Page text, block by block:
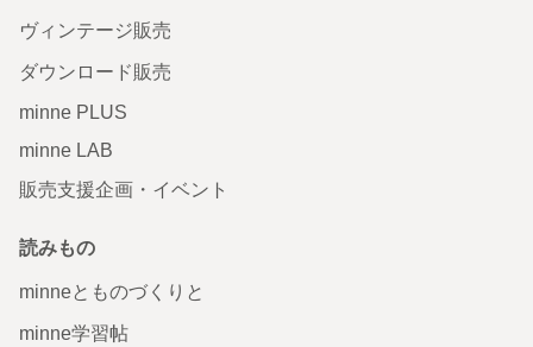
ヴィンテージ販売
ダウンロード販売
minne PLUS
minne LAB
販売支援企画・イベント
読みもの
minneとものづくりと
minne学習帖